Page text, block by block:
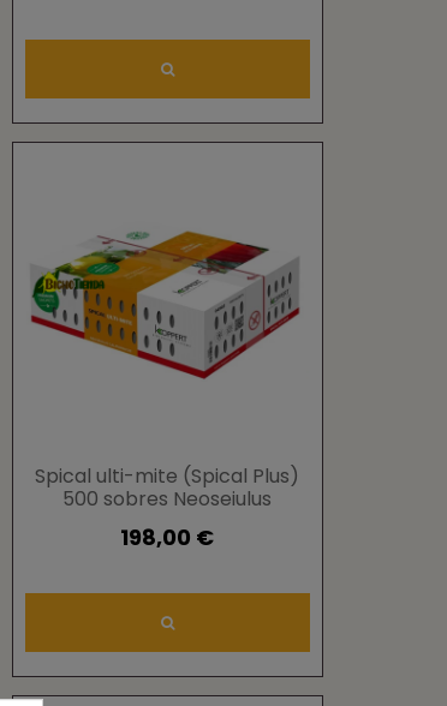
Spical ulti-mite (Spical Plus)
500 sobres Neoseiulus
californicus 50000
198,00 €